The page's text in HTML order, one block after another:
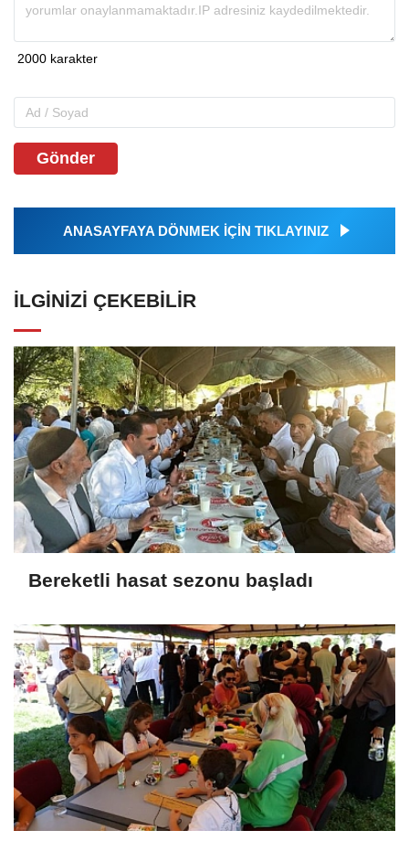
Gönder
ANASAYFAYA DÖNMEK İÇİN TIKLAYINIZ
İLGINIZI ÇEKEBILIR
Bereketli hasat sezonu başladı